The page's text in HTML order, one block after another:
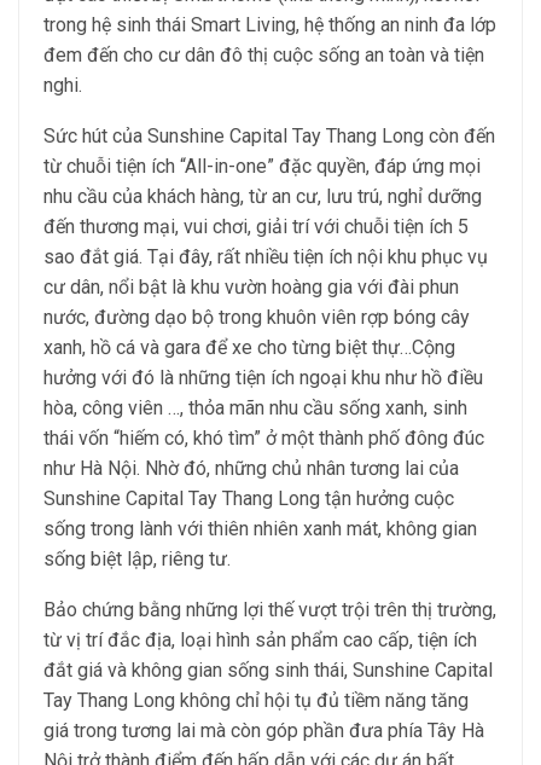
trong hệ sinh thái Smart Living, hệ thống an ninh đa lớp
đem đến cho cư dân đô thị cuộc sống an toàn và tiện
nghi.
Sức hút của Sunshine Capital Tay Thang Long còn đến
từ chuỗi tiện ích “All-in-one” đặc quyền, đáp ứng mọi
nhu cầu của khách hàng, từ an cư, lưu trú, nghỉ dưỡng
đến thương mại, vui chơi, giải trí với chuỗi tiện ích 5
sao đắt giá. Tại đây, rất nhiều tiện ích nội khu phục vụ
cư dân, nổi bật là khu vườn hoàng gia với đài phun
nước, đường dạo bộ trong khuôn viên rợp bóng cây
xanh, hồ cá và gara để xe cho từng biệt thự…Cộng
hưởng với đó là những tiện ích ngoại khu như hồ điều
hòa, công viên …, thỏa mãn nhu cầu sống xanh, sinh
thái vốn “hiếm có, khó tìm” ở một thành phố đông đúc
như Hà Nội. Nhờ đó, những chủ nhân tương lai của
Sunshine Capital Tay Thang Long tận hưởng cuộc
sống trong lành với thiên nhiên xanh mát, không gian
sống biệt lập, riêng tư.
Bảo chứng bằng những lợi thế vượt trội trên thị trường,
từ vị trí đắc địa, loại hình sản phẩm cao cấp, tiện ích
đắt giá và không gian sống sinh thái, Sunshine Capital
Tay Thang Long không chỉ hội tụ đủ tiềm năng tăng
giá trong tương lai mà còn góp phần đưa phía Tây Hà